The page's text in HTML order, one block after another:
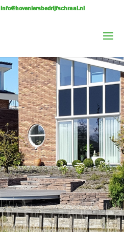
info@hoveniersbedrijfschraal.nl